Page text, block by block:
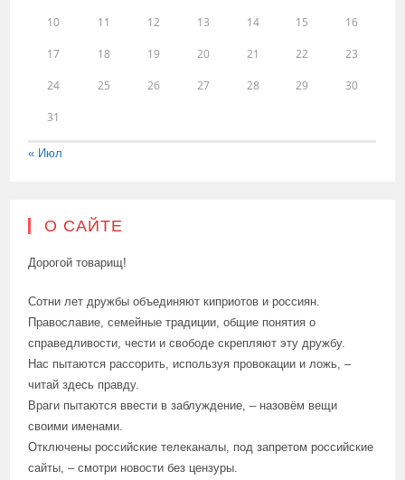
10 11 12 13 14 15 16
17 18 19 20 21 22 23
24 25 26 27 28 29 30
31
« Июл
О САЙТЕ
Дорогой товарищ!
Сотни лет дружбы объединяют киприотов и россиян.
Православие, семейные традиции, общие понятия о
справедливости, чести и свободе скрепляют эту дружбу.
Нас пытаются рассорить, используя провокации и ложь, –
читай здесь правду.
Враги пытаются ввести в заблуждение, – назовём вещи
своими именами.
Отключены российские телеканалы, под запретом российские
сайты, – смотри новости без цензуры.